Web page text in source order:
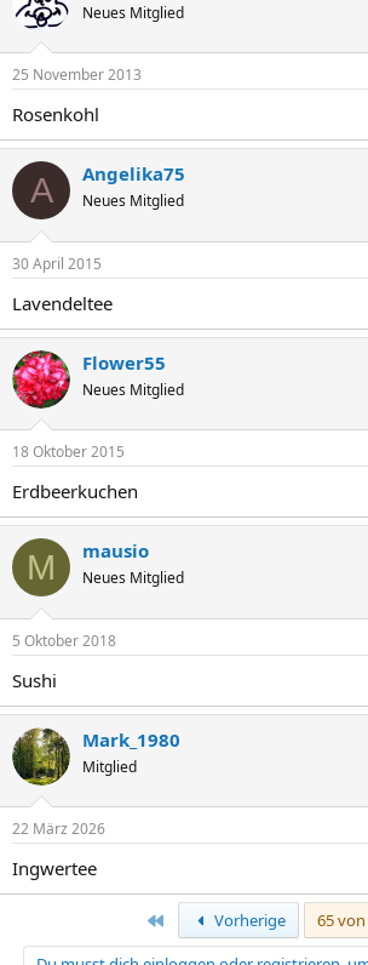
Neues Mitglied
25 November 2013
Rosenkohl
A Angelika75
Neues Mitglied
30 April 2015
Lavendeltee
Flower55
Neues Mitglied
18 Oktober 2015
Erdbeerkuchen
M mausio
Neues Mitglied
5 Oktober 2018
Sushi
Mark_1980
Mitglied
22 März 2026
Ingwertee
Erste Vorherige
65